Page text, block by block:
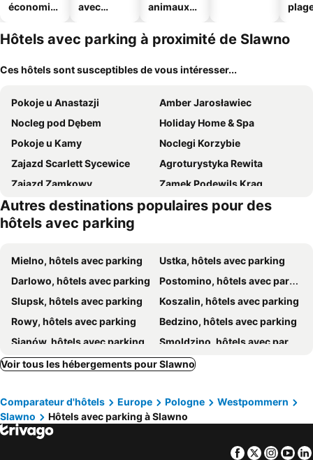
économiq
avec
animaux
Hôtels avec parking à proximité de Slawno
Ces hôtels sont susceptibles de vous intéresser...
Pokoje u Anastazji
Amber Jarosławiec
Nocleg pod Dębem
Holiday Home & Spa
Pokoje u Kamy
Noclegi Korzybie
Zajazd Scarlett Sycewice
Agroturystyka Rewita
Zajazd Zamkowy
Zamek Podewils Krag
Ola
Domki Dzika Roza
Gościniec Zamkowy
Nad morzem i jeziorem Dworek Kopań
Rezydencja Legrams
Perla Baltyku - Jaroslawiec
Pasat Pokoje
Autres destinations populaires pour des
hôtels avec parking
Mielno, hôtels avec parking
Ustka, hôtels avec parking
Darlowo, hôtels avec parking
Postomino, hôtels avec parking
Slupsk, hôtels avec parking
Koszalin, hôtels avec parking
Rowy, hôtels avec parking
Bedzino, hôtels avec parking
Sianów, hôtels avec parking
Smoldzino, hôtels avec parking
Polanów, hôtels avec parking
Miastko, hôtels avec parking
Bobolice, hôtels avec parking
Kolczyglowy, hôtels avec parking
Manowo, hôtels avec parking
Malechowo, hôtels avec parking
Dębnica Kaszubska, hôtels avec parking
Voir tous les hébergements pour Slawno
Comparateur d'hôtels Europe Pologne
Westpommern
Slawno
Hôtels avec parking à Slawno
Facebook
Twitter